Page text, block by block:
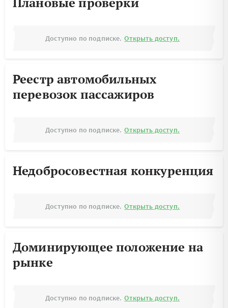
Доступно по подписке. Открыть доступ.
Реестр автомобильных
перевозок пассажиров
Доступно по подписке. Открыть доступ.
Недобросовестная конкуренция
Доступно по подписке. Открыть доступ.
Доминирующее положение на
рынке
Доступно по подписке. Открыть доступ.